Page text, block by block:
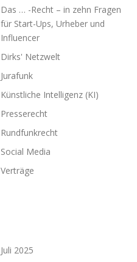
Das … -Recht – in zehn Fragen
für Start-Ups, Urheber und
Influencer
Dirks' Netzwelt
Jurafunk
Künstliche Intelligenz (KI)
Presserecht
Rundfunkrecht
Social Media
Verträge
Juli 2025